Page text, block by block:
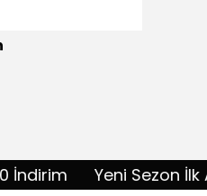
Yeni Sezon İlk